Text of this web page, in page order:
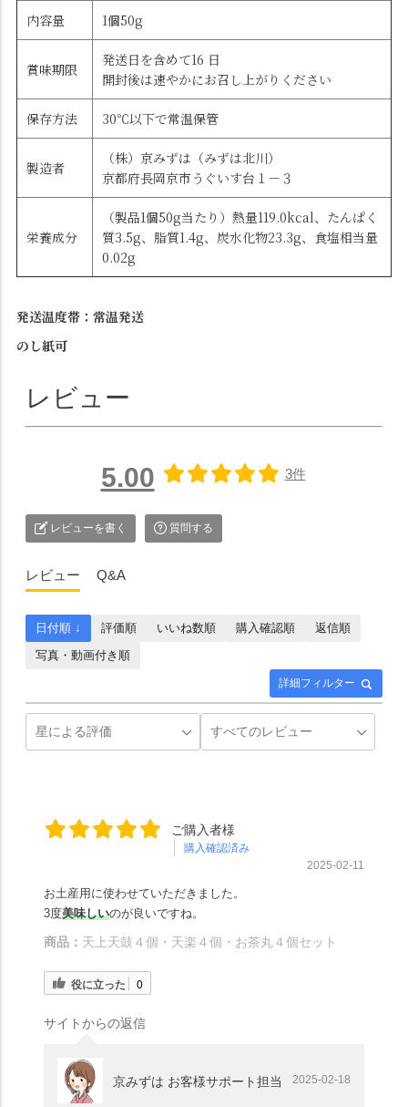
内容量 1個50g
賞味期限
発送日を含めて16 日
開封後は速やかにお召し上がりください
保存方法 30℃以下で常温保管
製造者
（株）京みずは（みずは北川）
京都府長岡京市うぐいす台１－３
栄養成分
（製品1個50g当たり）熱量119.0kcal、たんぱく
質3.5g、脂質1.4g、炭水化物23.3g、食塩相当量
0.02g
発送温度帯：常温発送
のし紙可
レビュー
5.00 3件
レビューを書く 質問する
レビュー Q&A
詳細フィルター
日付順 ↓ 評価順 いいね数順 購入確認順
返信順
写真・動画付き順
ご購入者様
購入確認済み
2025-02-11
お土産用に使わせていただきました。
3度美味しいのが良いですね。
商品： 天上天鼓４個・天楽４個・お茶丸４個セット
役に立った 0
サイトからの返信
京みずは お客様サポート担当 2025-02-18